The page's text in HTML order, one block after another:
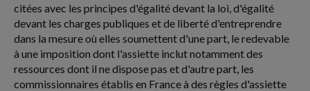
citées avec les principes d'égalité devant la loi, d'égalité
devant les charges publiques et de liberté d'entreprendre
dans la mesure où elles soumettent d'une part, le redevable
à une imposition dont l'assiette inclut notamment des
ressources dont il ne dispose pas et d'autre part, les
commissionnaires établis en France à des règles d'assiette